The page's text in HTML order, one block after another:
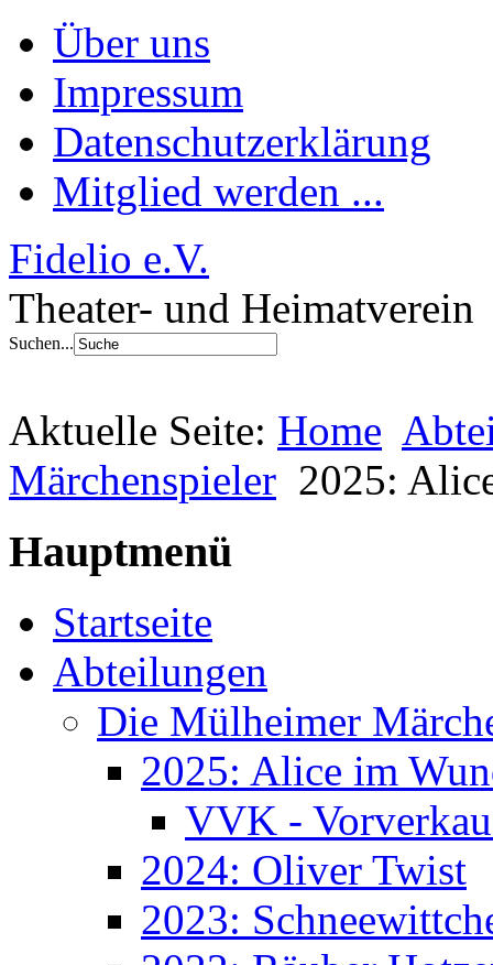
Über uns
Impressum
Datenschutzerklärung
Mitglied werden ...
Fidelio e.V.
Theater- und Heimatverein
Suchen...
Aktuelle Seite: Home
Märchenspieler 2025:
Hauptmenü
Startseite
Abteilungen
Die Mülheimer
2025: Alice im
VVK -
2024: Oliver Twist
2023: